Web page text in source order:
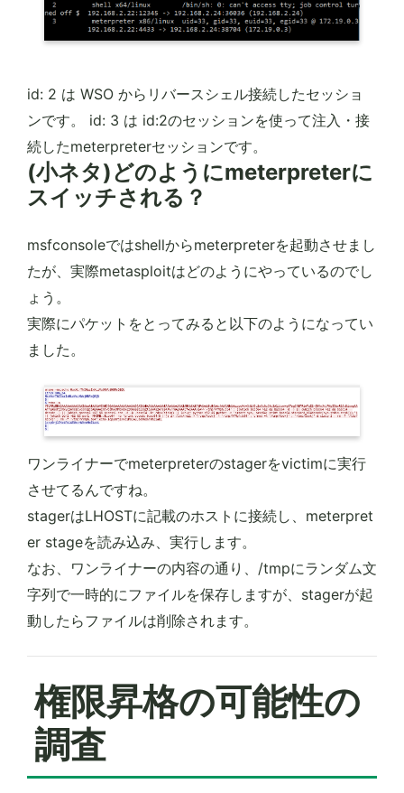
id: 2 は WSO からリバースシェル接続したセッショ
ンです。 id: 3 は id:2のセッションを使って注入・接
続したmeterpreterセッションです。
(小ネタ)どのようにmeterpreterに
スイッチされる？
msfconsoleではshellからmeterpreterを起動させまし
たが、実際metasploitはどのようにやっているのでし
ょう。
実際にパケットをとってみると以下のようになってい
ました。
ワンライナーでmeterpreterのstagerをvictimに実行
させてるんですね。
stagerはLHOSTに記載のホストに接続し、meterpret
er stageを読み込み、実行します。
なお、ワンライナーの内容の通り、/tmpにランダム文
字列で一時的にファイルを保存しますが、stagerが起
動したらファイルは削除されます。
権限昇格の可能性の
調査